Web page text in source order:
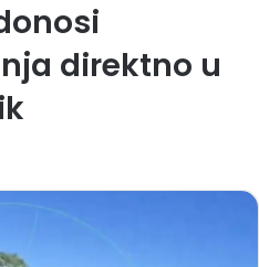
direktno u